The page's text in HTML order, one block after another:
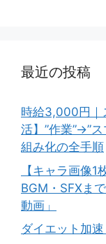
最近の投稿
時給3,000円｜
活】”作業”→”
組み化の全手順
【キャラ画像
BGM・SFXま
動画」
ダイエット加